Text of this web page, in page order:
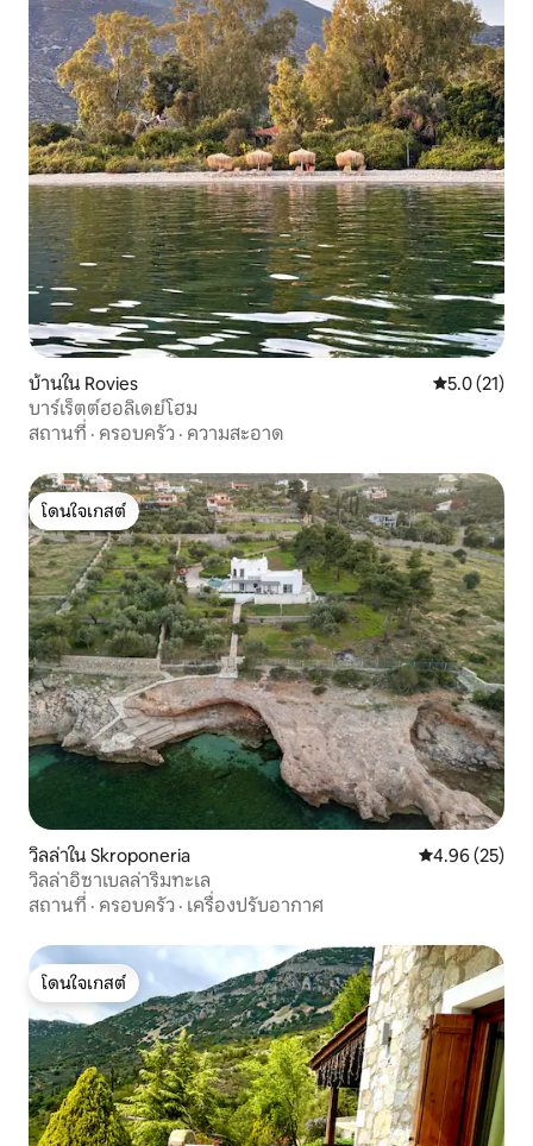
บ้านใน Rovies คะแนนเฉลี่ย
5.0 (21)
บาร์เร็ตต์ฮอลิเดย์โฮม
สถานที่ · ครอบครัว · ความสะอาด
โดนใจเกสต์
โดนใจเกสต์
วิลล่าใน Skroponeria คะแนนเฉลี่ย
4.96 (25)
วิลล่าอิซาเบลล่าริมทะเล
สถานที่ · ครอบครัว · เครื่องปรับอากาศ
โดนใจเกสต์
โดนใจเกสต์